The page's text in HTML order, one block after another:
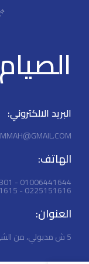
الصيام
البريد الالكتروني:
الهاتف:
01006441644 - 01092936301
0225151616 - 0225151615
العنوان:
5 ش مدبولي، من الشيخ ريحان، عابدين، القاهرة